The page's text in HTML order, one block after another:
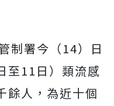
制署今（14）日
至11日）類流感
餘人，為近十個